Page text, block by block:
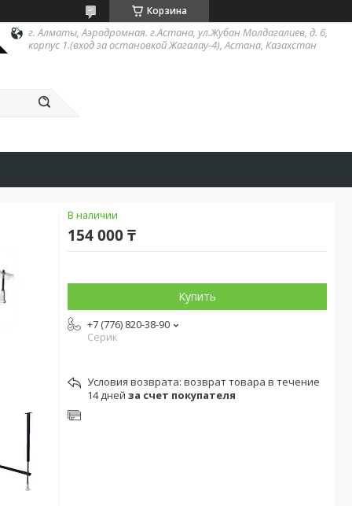
Корзина
г. Алматы, Аэродромная. г.Астана, ул.Жубан Молдагалиев, д. 6,
корпус 1.(вход за остановкой Жагалау-4), Астана, Казахстан
В наличии
154 000 ₸
Купить
+7 (776) 820-38-90
Серик
возврат товара в течение
14 дней за счет покупателя